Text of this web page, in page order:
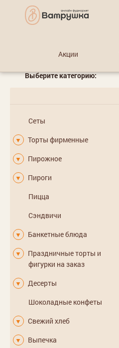
Акции
Выберите категорию:
Сеты
▼ Торты фирменные
▼ Пирожное
▼
Пироги
Пицца
Сэндвичи
▼ Банкетные блюда
▼
Праздничные торты и
фигурки на заказ
▼
Десерты
Шоколадные конфеты
▼ Свежий хлеб
▼
Выпечка